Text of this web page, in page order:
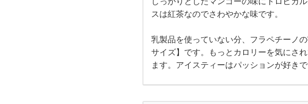
イ
エ
ッ
ト
ーバ
ック
スで
ら、
マン
ゴー
パッ
ショ
ティ
フラ
スは紅茶なのでさわやかな味です。
乳製品を使っていない分、フラペチーノ
サイズ】です。もっとカロリーを気にさ
ます。アイスティーはパッションが好きで